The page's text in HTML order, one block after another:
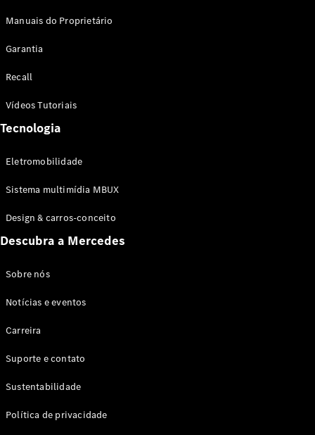
Manuais do Proprietário
Garantia
Recall
Vídeos Tutoriais
Tecnologia
Eletromobilidade
Sistema multimídia MBUX
Design & carros-conceito
Descubra a Mercedes
Sobre nós
Notícias e eventos
Carreira
Suporte e contato
Sustentabilidade
Política de privacidade